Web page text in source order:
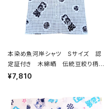
本染め魚河岸シャツ Sサイズ 認
定証付き 木綿晒 伝統豆絞り柄
巴紋 白×紺 日本製 注染そめ
津 浜通り 港町 祭り
¥7,810